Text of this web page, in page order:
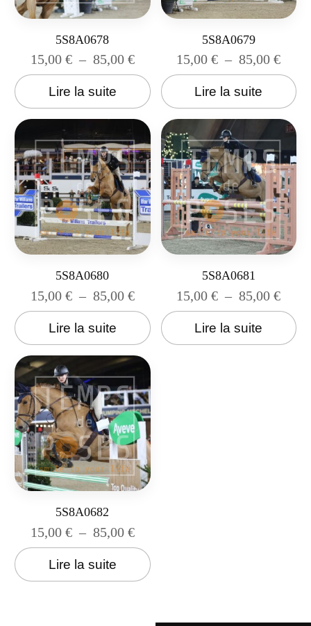
5S8A0678
15,00 € – 85,00 €
Lire la suite
5S8A0679
15,00€ – 85,00€
Lire la suite
5S8A0680
15,00 € – 85,00 €
Lire la suite
5S8A0681
15,00€ – 85,00€
Lire la suite
5S8A0682
15,00 € – 85,00 €
Lire la suite